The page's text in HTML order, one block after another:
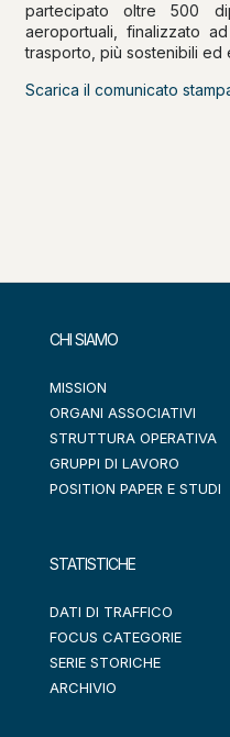
partecipato oltre 500
aeroportuali, finalizzato
trasporto, più sostenibili ed
Scarica il comunicato
CHI SIAMO
MISSION
ORGANI ASSOCIATIVI
STRUTTURA OPERATIVA
GRUPPI DI LAVORO
POSITION PAPER E STUDI
STATISTICHE
DATI DI TRAFFICO
FOCUS CATEGORIE
SERIE STORICHE
ARCHIVIO